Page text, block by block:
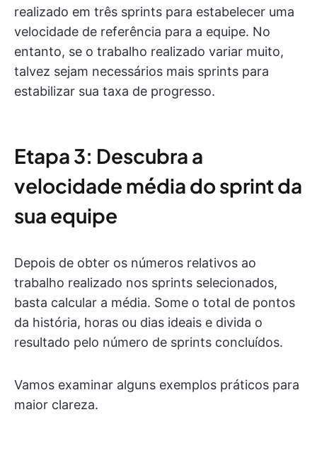
realizado em três sprints para estabelecer uma
velocidade de referência para a equipe. No
entanto, se o trabalho realizado variar muito,
talvez sejam necessários mais sprints para
estabilizar sua taxa de progresso.
Etapa 3: Descubra a
velocidade média do sprint da
sua equipe
Depois de obter os números relativos ao
trabalho realizado nos sprints selecionados,
basta calcular a média. Some o total de pontos
da história, horas ou dias ideais e divida o
resultado pelo número de sprints concluídos.
Vamos examinar alguns exemplos práticos para
maior clareza.